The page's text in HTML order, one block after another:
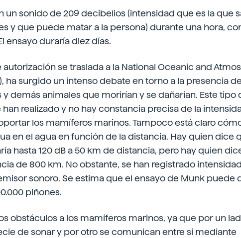
un sonido de 209 decibelios (intensidad que es la que
y que puede matar a la persona) durante una hora,
ensayo duraría diez días.
se traslada a la National Oceanic and
ha surgido un intenso debate en torno a la presencia de
y demás animales que morirían y se dañarían. Este tipo
realizado y no hay constancia precisa de la
los mamíferos marinos. Tampoco está claro
en el agua en función de la distancia. Hay quien dice
hasta 120 dB a 50 km de distancia, pero hay quien
de 800 km. No obstante, se han registrado
sonoro. Se estima que el ensayo de Munk puede
piñones.
obstáculos a los mamíferos marinos, ya que por un
de sonar y por otro se comunican entre sí mediante